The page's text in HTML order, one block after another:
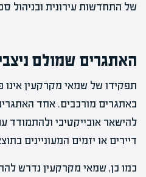
של התחדשות עירונית ובניהול
האתגרים שמולם
תפקידו של שמאי מקרקעין אינו
באתגרים מורכבים. אחד
להישאר אובייקטיבי
דיירים או יזמים המעוניינים
כמו כן, שמאי מקרקעין נדרש